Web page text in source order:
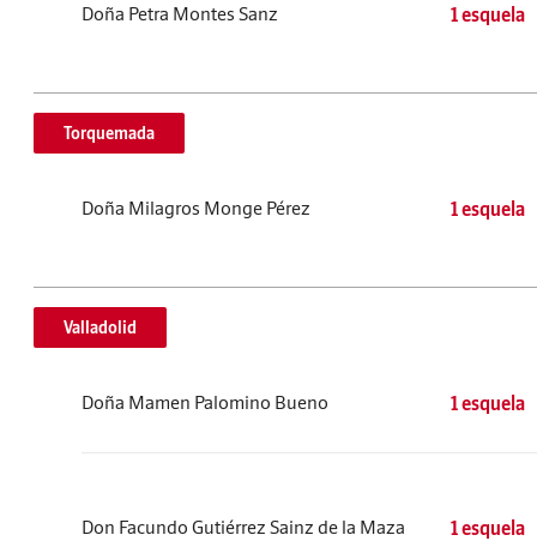
Doña Petra Montes Sanz 1 esquela
Torquemada
Doña Milagros Monge Pérez 1 esquela
Valladolid
Doña Mamen Palomino Bueno 1 esquela
Don Facundo Gutiérrez Sainz de la Maza 1 esquela